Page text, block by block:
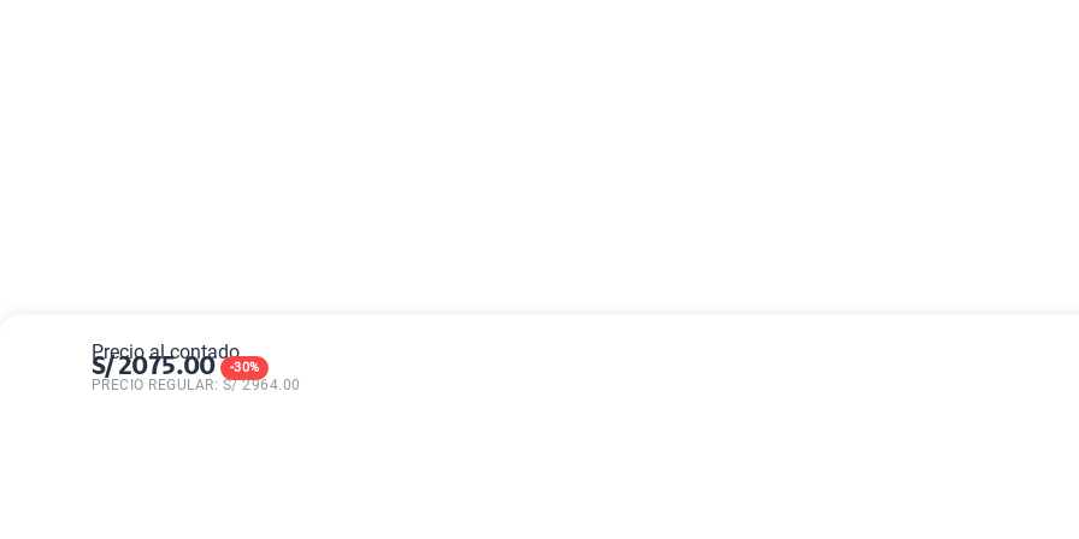
Precio al contado
S/2075.00 -30%
PRECIO REGULAR: S/2964.00